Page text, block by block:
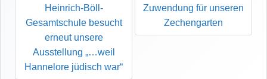
Heinrich-Böll-
Gesamtschule besucht
erneut unsere
Ausstellung „…weil
Hannelore jüdisch war“
Zuwendung für unseren
Zechengarten